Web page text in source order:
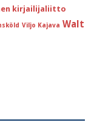
kirjailijaliitto
Viljo Kajava Walt